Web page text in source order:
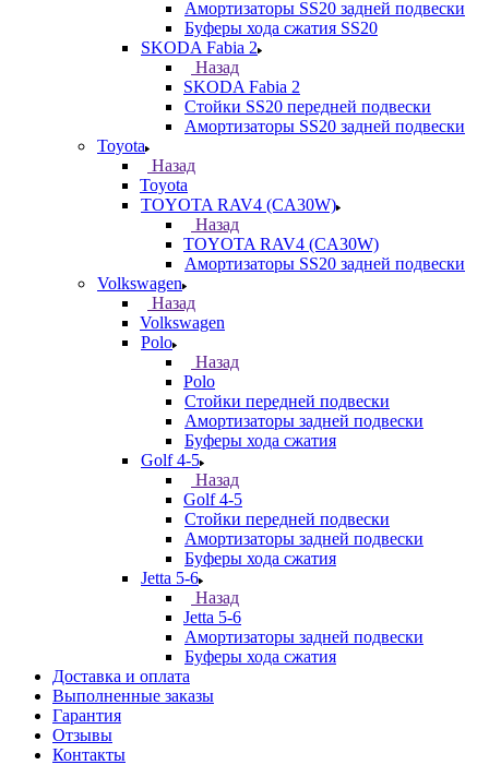
Амортизаторы SS20 задней подвески
Буферы хода сжатия SS20
SKODA Fabia 2
Назад
SKODA Fabia 2
Стойки SS20 передней подвески
Амортизаторы SS20 задней подвески
Toyota
Назад
Toyota
TOYOTA RAV4 (CA30W)
Назад
TOYOTA RAV4 (CA30W)
Амортизаторы SS20 задней подвески
Volkswagen
Назад
Volkswagen
Polo
Назад
Polo
Стойки передней подвески
Амортизаторы задней подвески
Буферы хода сжатия
Golf 4-5
Назад
Golf 4-5
Стойки передней подвески
Амортизаторы задней подвески
Буферы хода сжатия
Jetta 5-6
Назад
Jetta 5-6
Амортизаторы задней подвески
Буферы хода сжатия
Доставка и оплата
Выполненные заказы
Гарантия
Отзывы
Контакты